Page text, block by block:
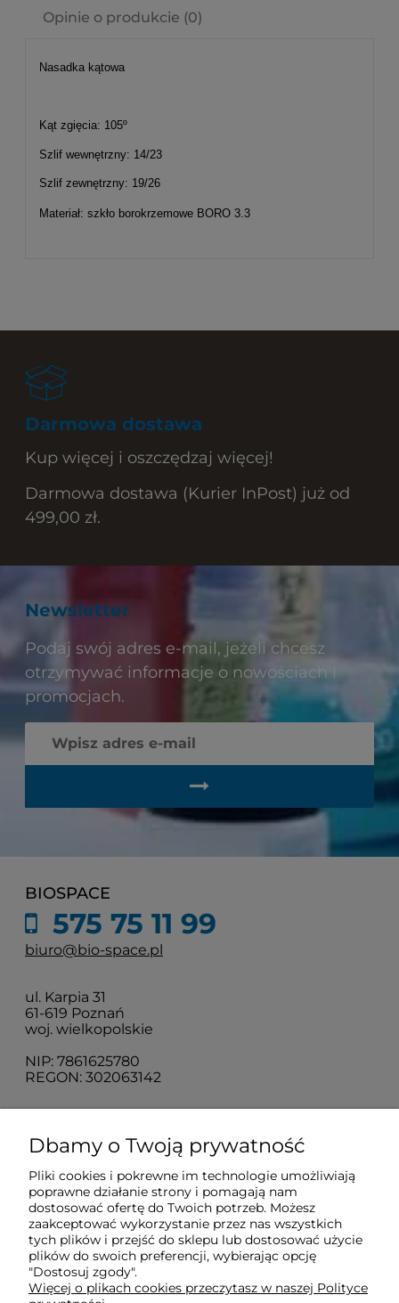
Opinie o produkcie (0)
Nasadka kątowa
Kąt zgięcia: 105º
Szlif wewnętrzny: 14/23
Szlif zewnętrzny: 19/26
Materiał: szkło borokrzemowe BORO 3.3
Darmowa dostawa
Kup więcej i oszczędzaj więcej!
Darmowa dostawa (Kurier InPost) już od
499,00 zł.
Newsletter
Podaj swój adres e-mail, jeżeli chcesz
otrzymywać informacje o nowościach i
promocjach.
BIOSPACE
575 75 11 99
biuro@bio-space.pl
ul. Karpia 31
61-619 Poznań
woj. wielkopolskie
NIP: 7861625780
REGON: 302063142
O nas
Obsługa klienta
Pomoc
Moje konto
Dbamy o Twoją prywatność
Pliki cookies i pokrewne im technologie umożliwiają
poprawne działanie strony i pomagają nam
dostosować ofertę do Twoich potrzeb. Możesz
zaakceptować wykorzystanie przez nas wszystkich
tych plików i przejść do sklepu lub dostosować użycie
plików do swoich preferencji, wybierając opcję
"Dostosuj zgody".
Więcej o plikach cookies przeczytasz w naszej Polityce